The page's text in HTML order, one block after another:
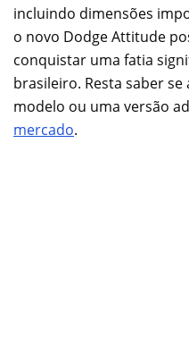
incluindo dimensões
o novo Dodge Attitude
conquistar uma fatia
brasileiro. Resta saber
modelo ou uma versão
mercado.